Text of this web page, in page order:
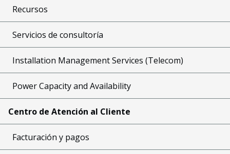
Recursos
Servicios de consultoría
Installation Management Services (Telecom)
Power Capacity and Availability
Centro de Atención al Cliente
Facturación y pagos